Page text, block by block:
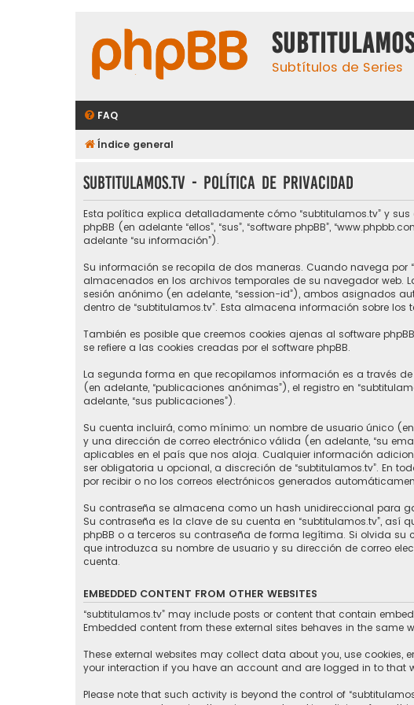
Subtítulos de Series
FAQ
Índice general
subtitulamos.tv - Política de privacidad
Esta política explica detalladamente cómo “subtitulamos.tv” y sus
phpBB (en adelante “ellos”, “sus”, “software phpBB”,
adelante “su información”).
Su información se recopila de dos maneras. Cuando navega por
almacenados en los archivos temporales de su navegador web.
sesión anónimo (en adelante, “session-id”), ambos asignados
dentro de “subtitulamos.tv”. Esta almacena información sobre
También es posible que creemos cookies ajenas al software
se refiere a las cookies creadas por el software phpBB.
La segunda forma en que recopilamos información es a través
(en adelante, “publicaciones anónimas”), el registro en
adelante, “sus publicaciones”).
Su cuenta incluirá, como mínimo: un nombre de usuario único
y una dirección de correo electrónico válida (en adelante, “su
aplicables en el país que nos aloja. Cualquier información
ser obligatoria u opcional, a discreción de “subtitulamos.tv”. En
por recibir o no los correos electrónicos generados
Su contraseña se almacena como un hash unidireccional para
Su contraseña es la clave de su cuenta en “subtitulamos.tv”,
phpBB o a terceros su contraseña de forma legítima. Si olvida su
que introduzca su nombre de usuario y su dirección de correo
cuenta.
EMBEDDED CONTENT FROM OTHER WEBSITES
“subtitulamos.tv” may include posts or content that contain
Embedded content from these external sites behaves in the
These external websites may collect data about you, use
your interaction if you have an account and are logged in to that
Please note that such activity is beyond the control of